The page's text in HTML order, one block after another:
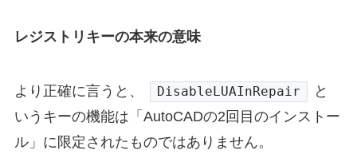
レジストリキーの本来の意味
より正確に言うと、 DisableLUAInRepair
と
いうキーの機能は「AutoCADの2回目のインストー
ル」に限定されたものではありません。